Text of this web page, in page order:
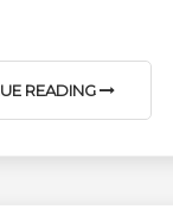
READING